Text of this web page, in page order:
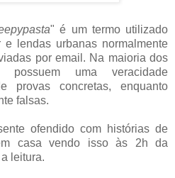
" é um termo utilizado
lendas urbanas normalmente
por email. Na maioria dos
possuem uma veracidade
provas concretas, enquanto
falsas.
ofendido com histórias de
casa vendo isso às 2h da
leitura.